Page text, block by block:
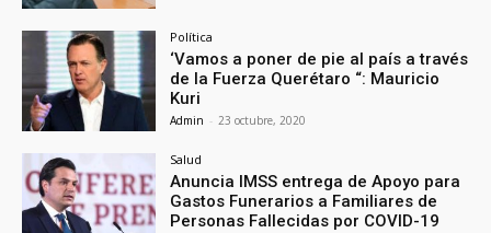
Política
‘Vamos a poner de pie al país a través
de la Fuerza Querétaro “: Mauricio
Kuri
Admin - 23 octubre, 2020
Salud
Anuncia IMSS entrega de Apoyo para
Gastos Funerarios a Familiares de
Personas Fallecidas por COVID-19